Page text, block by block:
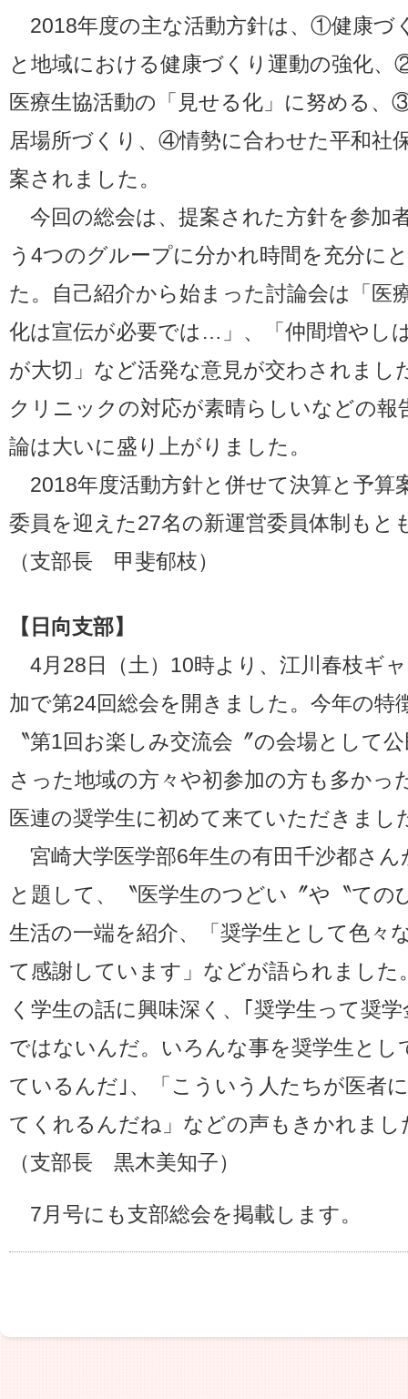
2018年度の主な活動方針は、①健康づ
と地域における健康づくり運動の強化
医療生協活動の「見せる化」に努める
居場所づくり、④情勢に合わせた平和社
案されました。
今回の総会は、提案された方針を参加
う4つのグループに分かれ時間を充分に
た。自己紹介から始まった討論会は「医
化は宣伝が必要では…」、「仲間増やし
が大切」など活発な意見が交わされまし
クリニックの対応が素晴らしいなどの報
論は大いに盛り上がりました。
2018年度活動方針と併せて決算と予算
委員を迎えた27名の新運営委員体制もと
（支部長 甲斐郁枝）
【日向支部】
4月28日（土）10時より、江川春枝ギ
加で第24回総会を開きました。今年の特
〝第1回お楽しみ交流会〞の会場として
さった地域の方々や初参加の方も多かっ
医連の奨学生に初めて来ていただきまし
宮崎大学医学部6年生の有田千沙都さ
と題して、〝医学生のつどい〞や〝ての
生活の一端を紹介、「奨学生として色々
て感謝しています」などが語られました
く学生の話に興味深く、｢奨学生って奨
ではないんだ。いろんな事を奨学生とし
ているんだ｣、「こういう人たちが医者
てくれるんだね」などの声もきかれまし
（支部長 黒木美知子）
7月号にも支部総会を掲載します。